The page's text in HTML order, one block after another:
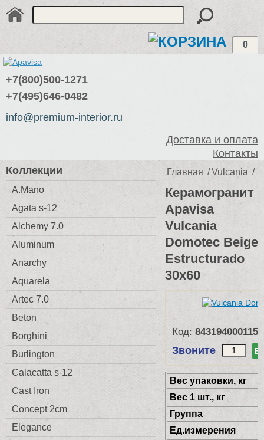
0
+7(800)500-1271
+7(495)646-0482
info@premium-interior.ru
Доставка и оплата
Контакты
Коллекции
A.Mano
Agata s-12
Alchemy 7.0
Aluminum
Anarchy
Aquarela
Artec 7.0
Beton
Borghini
Burlington
Calacatta s-12
Cast Iron
Concept 2cm
Elegance
Главная /Vulcania /
Керамогранит
Apavisa
Vulcania
Domotec Beige
Estructurado
30x60
Код: 8431940001154
Звоните В
Веc упаковки, кг
Вес 1 шт., кг
Группа
Ед.измерения